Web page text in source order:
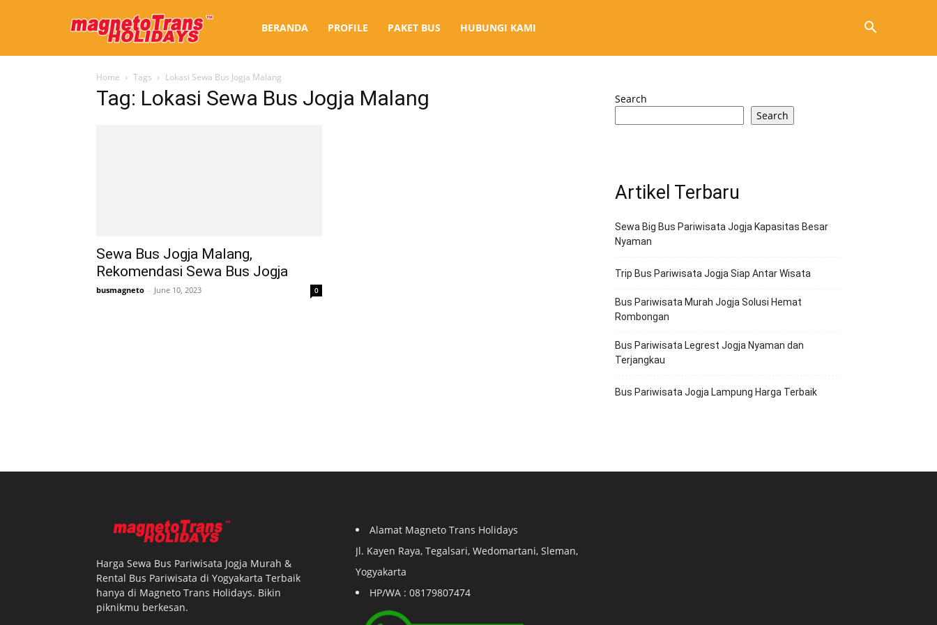
Bus
BERANDA PROFILE PAKET BUS HUBUNGI KAMI
Home Tags Lokasi Sewa Bus Jogja Malang
Tag: Lokasi Sewa Bus Jogja Malang
Sewa Bus Jogja Malang,
Rekomendasi Sewa Bus Jogja
busmagneto - June 10, 2023 0
Search
Search
Artikel Terbaru
Sewa Big Bus Pariwisata Jogja Kapasitas Besar
Nyaman
Trip Bus Pariwisata Jogja Siap Antar Wisata
Bus Pariwisata Murah Jogja Solusi Hemat
Rombongan
Bus Pariwisata Legrest Jogja Nyaman dan
Terjangkau
Bus Pariwisata Jogja Lampung Harga Terbaik
Harga Sewa Bus Pariwisata Jogja Murah &
Rental Bus Pariwisata di Yogyakarta Terbaik
hanya di Magneto Trans Holidays. Bikin
piknikmu berkesan.
Alamat Magneto Trans Holidays
Jl. Kayen Raya, Tegalsari, Wedomartani, Sleman,
Yogyakarta
HP/WA : 08179807474